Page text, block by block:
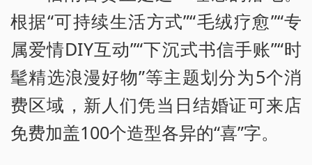
根据“可持续生活方式”“毛绒疗愈”“专
属爱情DIY互动”“下沉式书信手账”“时
髦精选浪漫好物”等主题划分为5个消
费区域，新人们凭当日结婚证可来店
免费加盖100个造型各异的“喜”字。